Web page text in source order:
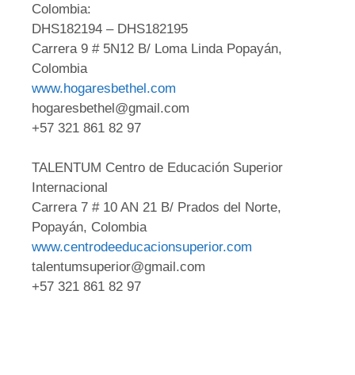
Colombia:
DHS182194 – DHS182195
Carrera 9 # 5N12 B/ Loma Linda Popayán,
Colombia
www.hogaresbethel.com
hogaresbethel@gmail.com
+57 321 861 82 97
TALENTUM Centro de Educación Superior
Internacional
Carrera 7 # 10 AN 21 B/ Prados del Norte,
Popayán, Colombia
www.centrodeeducacionsuperior.com
talentumsuperior@gmail.com
+57 321 861 82 97